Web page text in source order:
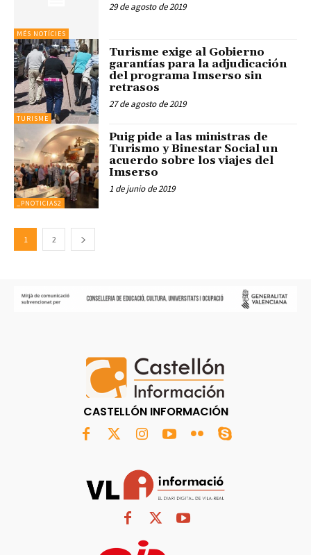
MÉS NOTÍCIES
29 de agosto de 2019
TURISME
Turisme exige al Gobierno
garantías para la adjudicación
del programa Imserso sin
retrasos
27 de agosto de 2019
_PNOTICIAS2
Puig pide a las ministras de
Turismo y Binestar Social un
acuerdo sobre los viajes del
Imserso
1 de junio de 2019
1 2
CASTELLÓN INFORMACIÓN